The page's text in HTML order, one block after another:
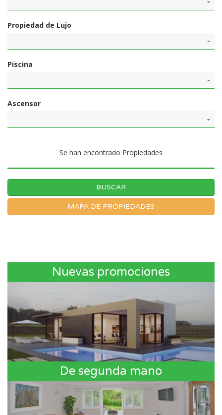
Propiedad de Lujo
Piscina
Ascensor
Se han encontrado Propiedades
MAPA DE PROPIEDADES
Nuevas promociones
De segunda mano